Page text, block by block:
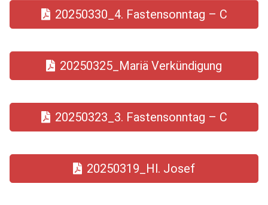
20250330_4. Fastensonntag – C
20250325_Mariä Verkündigung
20250323_3. Fastensonntag – C
20250319_Hl. Josef